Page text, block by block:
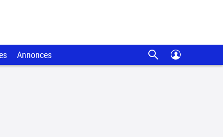
Annonces